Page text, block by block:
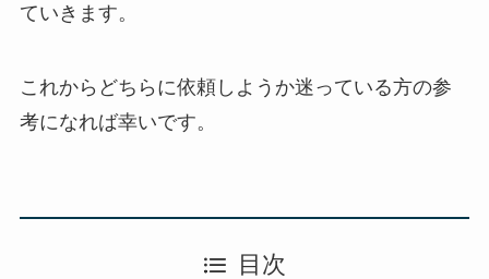
ていきます。
これからどちらに依頼しようか迷っている方の参
考になれば幸いです。
目次